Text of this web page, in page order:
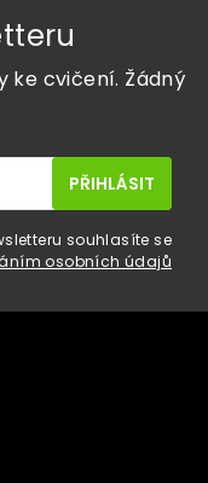
ke cvičení. Žádný
souhlasíte se
osobních údajů